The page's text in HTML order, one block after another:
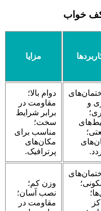
خواب
مزایا
و
دوام بالا؛
مقاومت در
برابر شرایط
سخت؛
مناسب برای
مکان‌های
پرترافیک.
وزن کم؛
نصب آسان؛
مقاومت در